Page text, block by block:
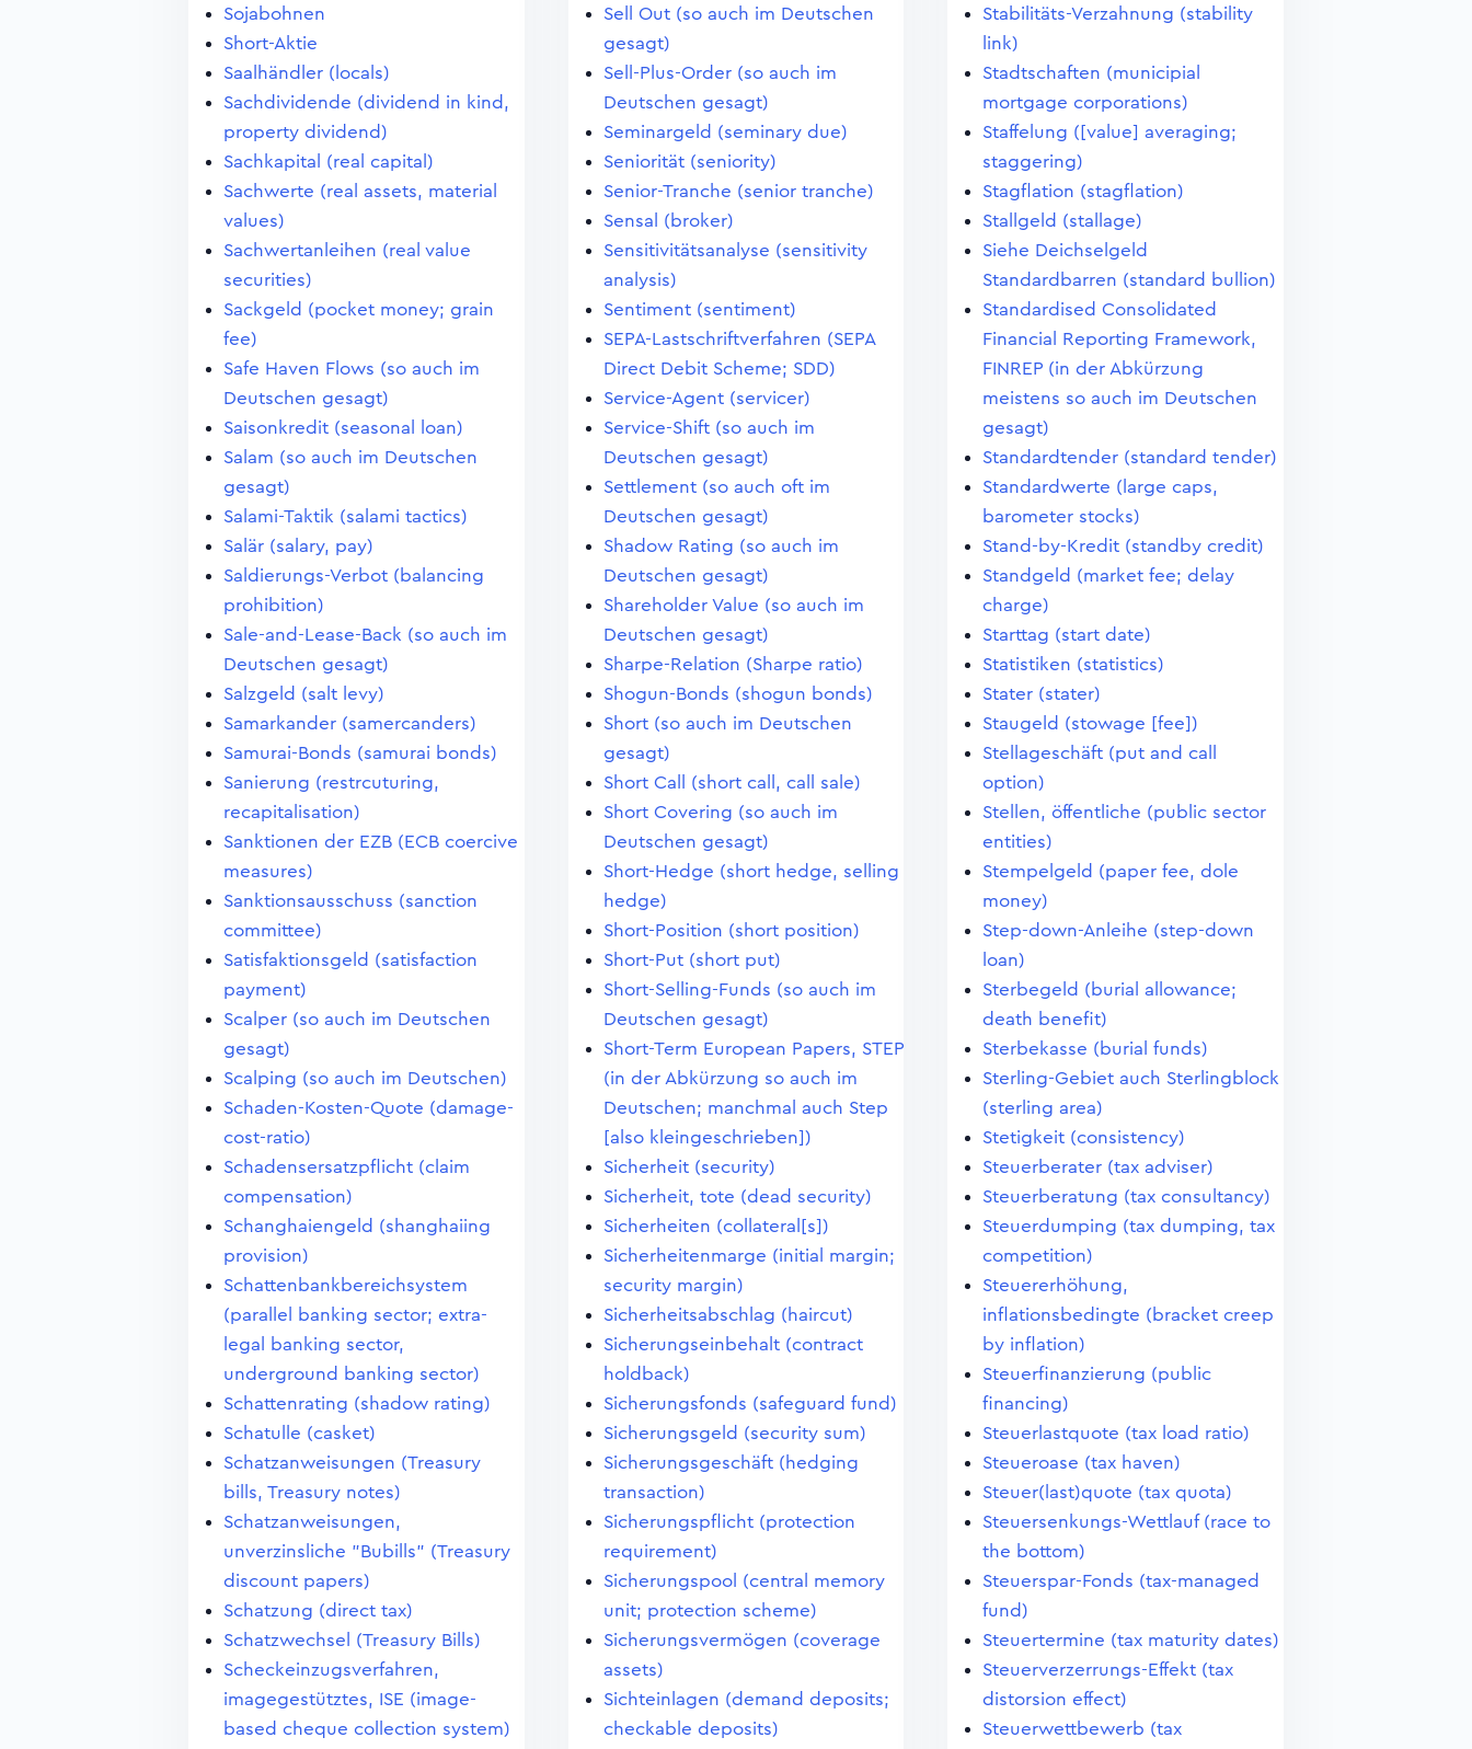
Sojabohnen
Short-Aktie
Saalhändler (locals)
Sachdividende (dividend in kind,
property dividend)
Sachkapital (real capital)
Sachwerte (real assets, material
values)
Sachwertanleihen (real value
securities)
Sackgeld (pocket money; grain
fee)
Safe Haven Flows (so auch im
Deutschen gesagt)
Saisonkredit (seasonal loan)
Salam (so auch im Deutschen
gesagt)
Salami-Taktik (salami tactics)
Salär (salary, pay)
Saldierungs-Verbot (balancing
prohibition)
Sale-and-Lease-Back (so auch im
Deutschen gesagt)
Salzgeld (salt levy)
Samarkander (samercanders)
Samurai-Bonds (samurai bonds)
Sanierung (restrcuturing,
recapitalisation)
Sanktionen der EZB (ECB coercive
measures)
Sanktionsausschuss (sanction
committee)
Satisfaktionsgeld (satisfaction
payment)
Scalper (so auch im Deutschen
gesagt)
Scalping (so auch im Deutschen)
Schaden-Kosten-Quote (damage-
cost-ratio)
Schadensersatzpflicht (claim
compensation)
Schanghaiengeld (shanghaiing
provision)
Schattenbankbereichsystem
(parallel banking sector; extra-
legal banking sector,
underground banking sector)
Schattenrating (shadow rating)
Schatulle (casket)
Schatzanweisungen (Treasury
bills, Treasury notes)
Schatzanweisungen,
unverzinsliche "Bubills" (Treasury
discount papers)
Schatzung (direct tax)
Schatzwechsel (Treasury Bills)
Scheckeinzugsverfahren,
imagegestütztes, ISE (image-
based cheque collection system)
Sell Out (so auch im Deutschen
gesagt)
Sell-Plus-Order (so auch im
Deutschen gesagt)
Seminargeld (seminary due)
Seniorität (seniority)
Senior-Tranche (senior tranche)
Sensal (broker)
Sensitivitätsanalyse (sensitivity
analysis)
Sentiment (sentiment)
SEPA-Lastschriftverfahren (SEPA
Direct Debit Scheme; SDD)
Service-Agent (servicer)
Service-Shift (so auch im
Deutschen gesagt)
Settlement (so auch oft im
Deutschen gesagt)
Shadow Rating (so auch im
Deutschen gesagt)
Shareholder Value (so auch im
Deutschen gesagt)
Sharpe-Relation (Sharpe ratio)
Shogun-Bonds (shogun bonds)
Short (so auch im Deutschen
gesagt)
Short Call (short call, call sale)
Short Covering (so auch im
Deutschen gesagt)
Short-Hedge (short hedge, selling
hedge)
Short-Position (short position)
Short-Put (short put)
Short-Selling-Funds (so auch im
Deutschen gesagt)
Short-Term European Papers, STEP
(in der Abkürzung so auch im
Deutschen; manchmal auch Step
[also kleingeschrieben])
Sicherheit (security)
Sicherheit, tote (dead security)
Sicherheiten (collateral[s])
Sicherheitenmarge (initial margin;
security margin)
Sicherheitsabschlag (haircut)
Sicherungseinbehalt (contract
holdback)
Sicherungsfonds (safeguard fund)
Sicherungsgeld (security sum)
Sicherungsgeschäft (hedging
transaction)
Sicherungspflicht (protection
requirement)
Sicherungspool (central memory
unit; protection scheme)
Sicherungsvermögen (coverage
assets)
Sichteinlagen (demand deposits;
checkable deposits)
Stabilitäts-Verzahnung (stability
link)
Stadtschaften (municipial
mortgage corporations)
Staffelung ([value] averaging;
staggering)
Stagflation (stagflation)
Stallgeld (stallage)
Siehe Deichselgeld
Standardbarren (standard bullion)
Standardised Consolidated
Financial Reporting Framework,
FINREP (in der Abkürzung
meistens so auch im Deutschen
gesagt)
Standardtender (standard tender)
Standardwerte (large caps,
barometer stocks)
Stand-by-Kredit (standby credit)
Standgeld (market fee; delay
charge)
Starttag (start date)
Statistiken (statistics)
Stater (stater)
Staugeld (stowage [fee])
Stellageschäft (put and call
option)
Stellen, öffentliche (public sector
entities)
Stempelgeld (paper fee, dole
money)
Step-down-Anleihe (step-down
loan)
Sterbegeld (burial allowance;
death benefit)
Sterbekasse (burial funds)
Sterling-Gebiet auch Sterlingblock
(sterling area)
Stetigkeit (consistency)
Steuerberater (tax adviser)
Steuerberatung (tax consultancy)
Steuerdumping (tax dumping, tax
competition)
Steuererhöhung,
inflationsbedingte (bracket creep
by inflation)
Steuerfinanzierung (public
financing)
Steuerlastquote (tax load ratio)
Steueroase (tax haven)
Steuer(last)quote (tax quota)
Steuersenkungs-Wettlauf (race to
the bottom)
Steuerspar-Fonds (tax-managed
fund)
Steuertermine (tax maturity dates)
Steuerverzerrungs-Effekt (tax
distorsion effect)
Steuerwettbewerb (tax